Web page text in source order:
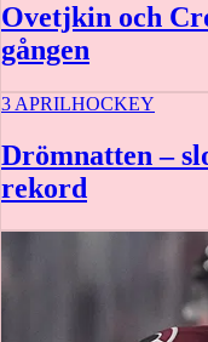
Ovetjkin och
gången
3 APRILHOCKEY
Drömnatten –
rekord